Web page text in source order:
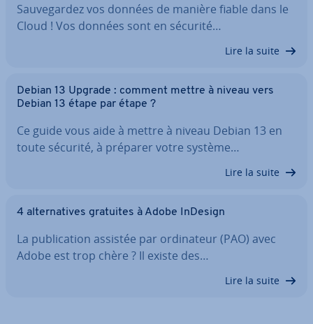
Sau­ve­gar­dez vos données de manière fiable dans le
Cloud ! Vos données sont en sécurité…
Lire la suite
Debian 13 Upgrade : comment mettre à niveau vers
Debian 13 étape par étape ?
Ce guide vous aide à mettre à niveau Debian 13 en
toute sécurité, à préparer votre système…
Lire la suite
4 al­ter­na­tives gratuites à Adobe InDesign
La pu­bli­ca­tion assistée par or­di­na­teur (PAO) avec
Adobe est trop chère ? Il existe des…
Lire la suite